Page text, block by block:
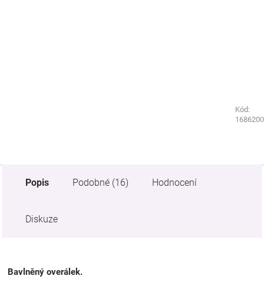
Kód:
Kód:
Popis Podobné (16) Hodnocení
Diskuze
Bavlněný overálek.